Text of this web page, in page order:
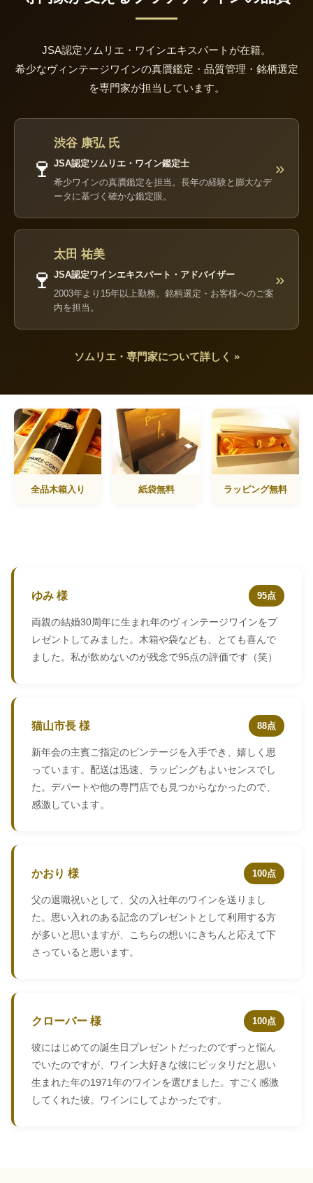
JSA認定ソムリエ・ワインエキスパートが在籍。
希少なヴィンテージワインの真贋鑑定・品質管理・銘柄選定
を専門家が担当しています。
🍷
渋谷 康弘 氏
JSA認定ソムリエ・ワイン鑑定士
希少ワインの真贋鑑定を担当。長年の経験と膨大なデ
ータに基づく確かな鑑定眼。
»
🍷
太田 祐美
JSA認定ワインエキスパート・アドバイザー
2003年より15年以上勤務。銘柄選定・お客様へのご案
内を担当。
»
ソムリエ・専門家について詳しく »
全品木箱入り 紙袋無料 ラッピング無料
ゆみ 様 95点
両親の結婚30周年に生まれ年のヴィンテージワインをプ
レゼントしてみました。木箱や袋なども、とても喜んで
ました。私が飲めないのが残念で95点の評価です（笑）
猫山市長 様 88点
新年会の主賓ご指定のビンテージを入手でき、嬉しく思
っています。配送は迅速、ラッピングもよいセンスでし
た。デパートや他の専門店でも見つからなかったので、
感激しています。
かおり 様 100点
父の退職祝いとして、父の入社年のワインを送りまし
た。思い入れのある記念のプレゼントとして利用する方
が多いと思いますが、こちらの想いにきちんと応えて下
さっていると思います。
クローバー 様 100点
彼にはじめての誕生日プレゼントだったのでずっと悩ん
でいたのですが、ワイン大好きな彼にピッタリだと思い
生まれた年の1971年のワインを選びました。すごく感激
してくれた彼。ワインにしてよかったです。